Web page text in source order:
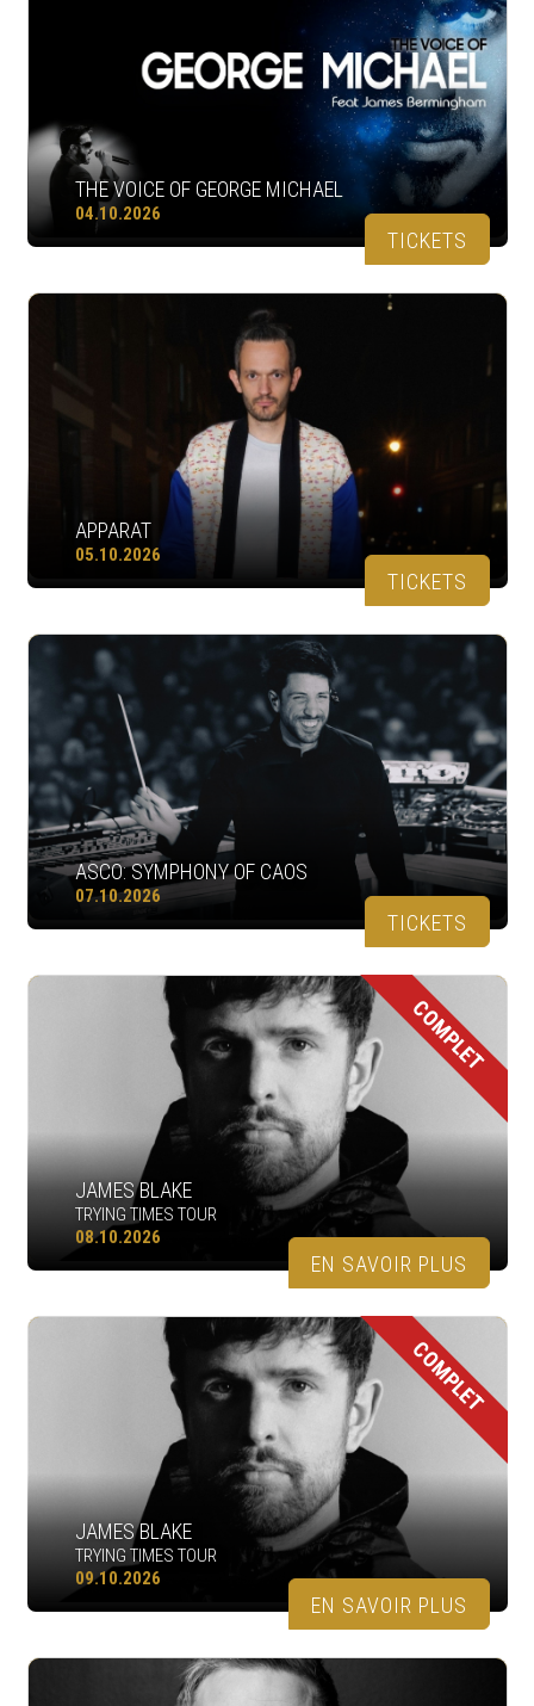
THE VOICE OF GEORGE MICHAEL
04.10.2026
TICKETS
APPARAT
05.10.2026
TICKETS
ASCO: SYMPHONY OF CAOS
07.10.2026
TICKETS
COMPLET
JAMES BLAKE
TRYING TIMES TOUR
08.10.2026
EN SAVOIR PLUS
COMPLET
JAMES BLAKE
TRYING TIMES TOUR
09.10.2026
EN SAVOIR PLUS